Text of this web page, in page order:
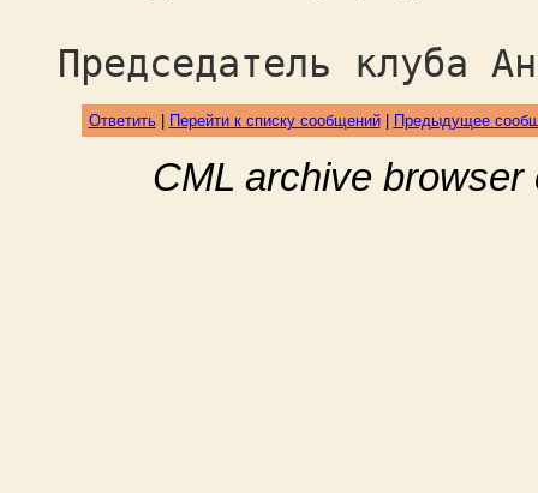
Председатель клуба
Ответить| Перейти к списку сообщений| Предыдущее
CML archive